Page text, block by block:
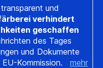
und
verhindert
geschaffen
des Tages
und Dokumente
EU-Kommission. mehr